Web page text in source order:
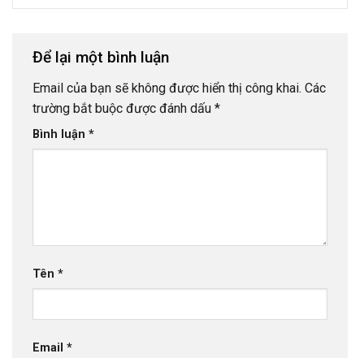
Để lại một bình luận
Email của bạn sẽ không được hiển thị công khai. Các
trường bắt buộc được đánh dấu *
Bình luận *
Tên *
Email *